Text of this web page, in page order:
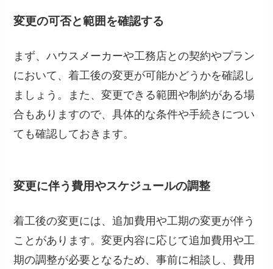
変更の可否と範囲を確認する
まず、ハウスメーカーや工務店との契約やプラン
において、着工後の変更が可能かどうかを確認し
ましょう。また、変更できる範囲や制約がある場
合もありますので、具体的な条件や手続きについ
ても確認しておきます。
変更に伴う費用やスケジュールの調整
着工後の変更には、追加費用や工期の変更が伴う
ことがあります。変更内容に応じて追加費用や工
期の調整が必要となるため、事前に相談し、費用